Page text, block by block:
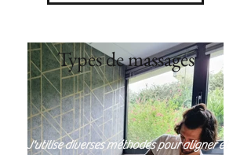
Types de massages
J'utilise diverses méthodes pour aligner et